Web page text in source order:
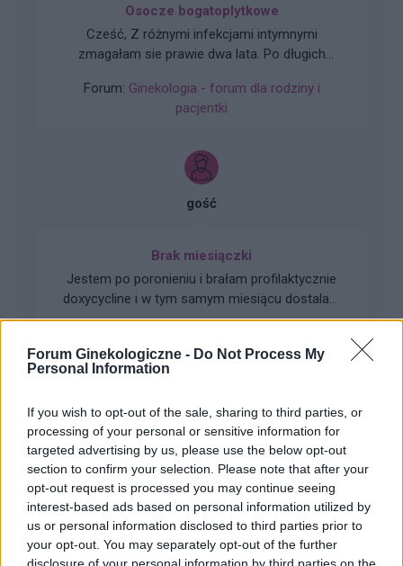
Forum Ginekologiczne - Do Not Process My
Personal Information
If you wish to opt-out of the sale, sharing to third parties, or
processing of your personal or sensitive information for
targeted advertising by us, please use the below opt-out
section to confirm your selection. Please note that after your
opt-out request is processed you may continue seeing
interest-based ads based on personal information utilized by
us or personal information disclosed to third parties prior to
your opt-out. You may separately opt-out of the further
disclosure of your personal information by third parties on the
Osocze bogatoplytkowe
Cześć, Z różnymi infekcjami intymnymi
zmagałam sie prawie dwa lata. Po długich
problem pozostał, czuję ciągły dyskomfort oraz
mam zaczerwienienia w bruzdach między
chciałaby wykonac u mnie osocze
bogatoplytkowe w te miejsca. Może któraś z
nim wiecej sie wypowiedzieć. Będę wdzięczna
Forum: Ginekologia - forum dla rodziny i
pacjentki
gość
Brak miesiączki
Jestem po poronieniu i brałam profilaktycznie
doxycycline i w tym samym miesiącu dostalam
zapalenie pęcherza moczowego i brałam też
10 dni ,ciąża wykluczona beta HCG
przedwczoraj 0,2 a na wizycie u ginekologa
endometrium bardzo cieniutkie .moje pytanie
czy okres powinien przyjść w tym miesiącu czy
to coś poważniejszego ?
pacjentki
gość
Czy to normalne ?
Hej od pewnego czasu pojawiają mi sie drobne
krostki na pochwie szczególnie po goleniu nie